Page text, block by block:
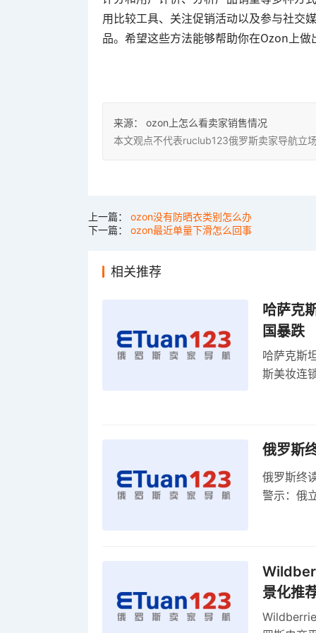
用比较工具、关注促销活动以及参与社交
品。希望这些方法能够帮助你在Ozon上
来源：
ozon上怎么看卖家销售情况
本文观点不代表ruclub123俄罗斯卖家导航立
上一篇： ozon没有防晒衣类别怎么办
下一篇： ozon最近单量下滑怎么回事
相关推荐
哈萨克
国暴跌
哈萨克斯
斯美妆连
俄罗斯
俄罗斯终
警示：俄
景化推